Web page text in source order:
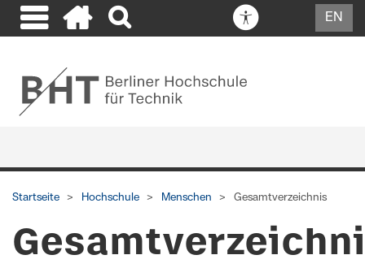
EN
Startseite Hochschule Menschen Gesamtverzeichnis